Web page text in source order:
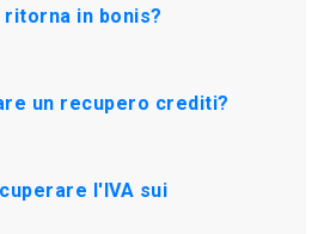
in bonis?
un recupero crediti?
l'IVA sui